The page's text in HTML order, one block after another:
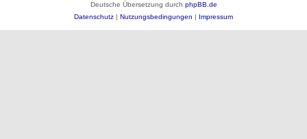
Deutsche Übersetzung durch phpBB.de
Datenschutz | Nutzungsbedingungen | Impressum